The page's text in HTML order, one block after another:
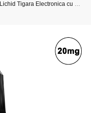
Lichid Tigara Electronica cu Nicotina